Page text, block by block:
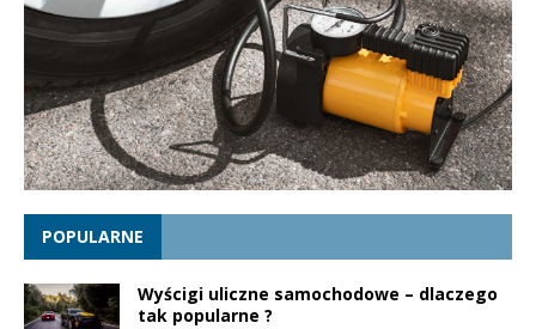
POPULARNE
Wyścigi uliczne samochodowe – dlaczego
tak popularne ?